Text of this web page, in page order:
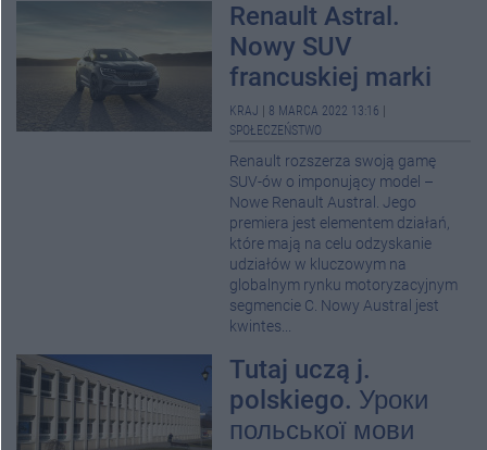
Renault Astral.
Nowy SUV
francuskiej marki
KRAJ 8 MARCA 2022 13:16
SPOŁECZEŃSTWO
Renault rozszerza swoją gamę
SUV-ów o imponujący model –
Nowe Renault Austral. Jego
premiera jest elementem działań,
które mają na celu odzyskanie
udziałów w kluczowym na
globalnym rynku motoryzacyjnym
segmencie C. Nowy Austral jest
kwintes...
Tutaj uczą j.
polskiego. Уроки
польської мови